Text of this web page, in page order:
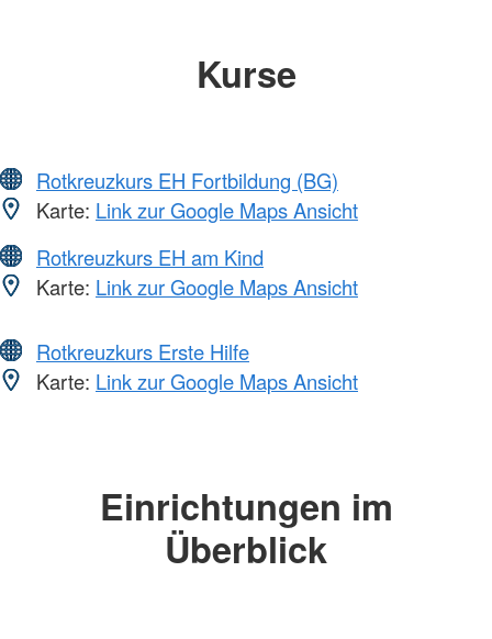
Kurse
Rotkreuzkurs EH Fortbildung (BG)
Karte: Link zur Google Maps Ansicht
Rotkreuzkurs EH am Kind
Karte: Link zur Google Maps Ansicht
Rotkreuzkurs Erste Hilfe
Karte: Link zur Google Maps Ansicht
Einrichtungen im
Überblick